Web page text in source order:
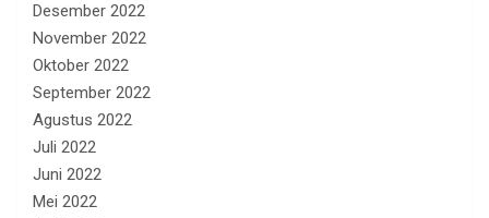
Desember 2022
November 2022
Oktober 2022
September 2022
Agustus 2022
Juli 2022
Juni 2022
Mei 2022